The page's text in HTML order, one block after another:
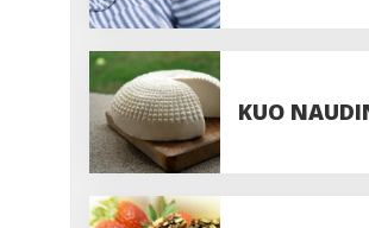
KUO